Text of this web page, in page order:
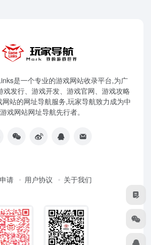
是一个专业的游戏网站收录平台,为广
戏发行、游戏开发、游戏官网、游戏攻略
站的网址导航服务,玩家导航致力成为中
戏网站网址导航先行者。
请 用户协议 关于我们